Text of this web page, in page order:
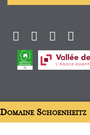
Domaine Schoenheitz
FacebookInstagramTwitter